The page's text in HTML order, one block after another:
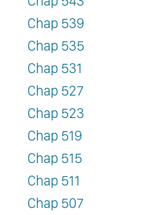
Chap 539
Chap 535
Chap 531
Chap 527
Chap 523
Chap 519
Chap 515
Chap 511
Chap 507